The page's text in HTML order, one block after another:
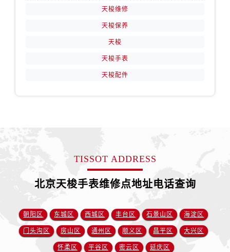
天梭维修
天梭保养
天梭
天梭手表
天梭配件
TISSOT ADDRESS
北京天梭手表维修点地址电话查询
朝阳区 东城区 西城区 丰台区 石景山区 海淀区
门头沟区 房山区 通州区 顺义区 昌平区 大兴区
怀柔区 平谷区 密云区 延庆区